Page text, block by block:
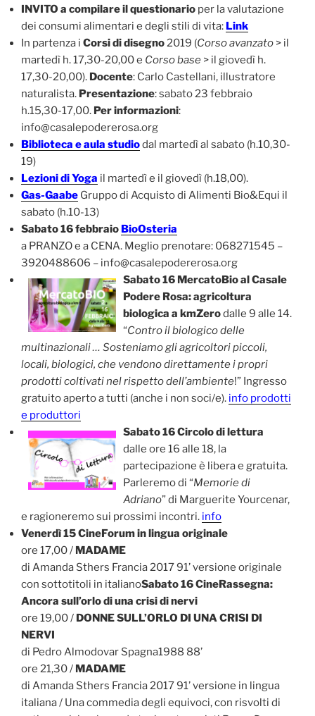
INVITO a compilare il questionario per la valutazione
dei consumi alimentari e degli stili di vita: Link
In partenza i Corsi di disegno2019 (Corso avanzato > il
martedì h. 17,30-20,00 e Corso base > il giovedì h.
17,30-20,00). Docente: Carlo Castellani, illustratore
naturalista. Presentazione: sabato 23 febbraio
h.15,30-17,00. Per informazioni:
info@casalepodererosa.org
Biblioteca e aula studiodal martedì al sabato (h.10,30-
19)
Lezioni di Yoga il martedì e il giovedì (h.18,00).
Gas-Gaabe Gruppo di Acquisto di Alimenti Bio&Equi il
sabato (h.10-13)
Sabato 16 febbraio BioOsteria
a PRANZO e a CENA. Meglio prenotare: 068271545 –
3920488606 – info@casalepodererosa.org
Sabato 16 MercatoBio al Casale
Podere Rosa: agricoltura
biologica a kmZerodalle 9 alle 14.
“Contro il biologico delle
multinazionali … Sosteniamo gli agricoltori piccoli,
locali, biologici, che vendono direttamente i propri
prodotti coltivati nel rispetto dell’ambiente!” Ingresso
gratuito aperto a tutti (anche i non soci/e). info prodotti
e produttori
Sabato 16 Circolo di lettura
dalle ore 16 alle 18, la
partecipazione è libera e gratuita.
Parleremo di “Memorie di
Adriano” di Marguerite Yourcenar,
e ragioneremo sui prossimi incontri. info
Venerdì 15 CineForum in lingua originale
ore 17,00 / MADAME
di Amanda Sthers Francia 2017 91’ versione originale
con sottotitoli in italianoSabato 16 CineRassegna:
Ancora sull’orlo di una crisi di nervi
ore 19,00 / DONNE SULL’ORLO DI UNA CRISI DI
NERVI
di Pedro Almodovar Spagna1988 88’
ore 21,30 / MADAME
di Amanda Sthers Francia 2017 91’ versione in lingua
italiana / Una commedia degli equivoci, con risvolti di